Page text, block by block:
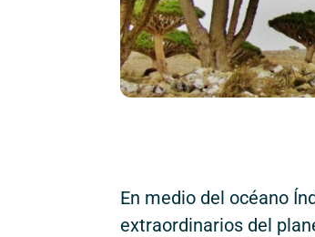
En medio del océano
extraordinarios del